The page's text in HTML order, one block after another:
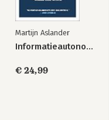
Martijn Aslander
Informatieautonomie
€ 24,99